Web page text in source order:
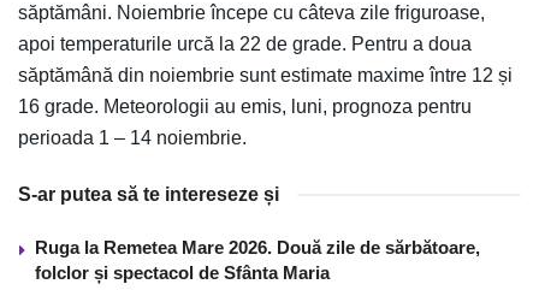
săptămâni. Noiembrie începe cu câteva zile friguroase,
apoi temperaturile urcă la 22 de grade. Pentru a doua
săptămână din noiembrie sunt estimate maxime între 12 și
16 grade. Meteorologii au emis, luni, prognoza pentru
perioada 1 – 14 noiembrie.
S-ar putea să te intereseze și
Ruga la Remetea Mare 2026. Două zile de sărbătoare,
folclor și spectacol de Sfânta Maria